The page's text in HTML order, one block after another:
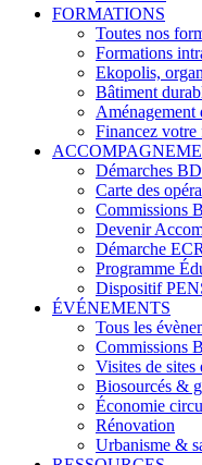
FORMATIONS
Toutes nos
Formations
Ekopolis,
Bâtiment
Aménagement
Financez votre
Démarches
Carte des
Commissions
Devenir
Démarche
Programme
Dispositif
ÉVÉNEMENTS
Tous les
Commissions
Visites de sites
Biosourcés &
Économie
Rénovation
Urbanisme &